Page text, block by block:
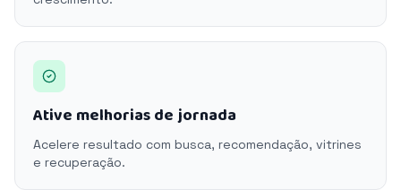
Ative melhorias de jornada
Acelere resultado com busca, recomendação, vitrines
e recuperação.